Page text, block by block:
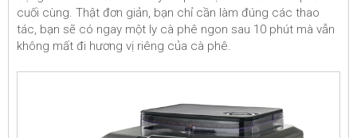
cuối cùng. Thật đơn giản, bạn chỉ cần làm đúng các thao
tác, bạn sẽ có ngay một ly cà phê ngon sau 10 phút mà vẫn
không mất đi hương vị riêng của cà phê.